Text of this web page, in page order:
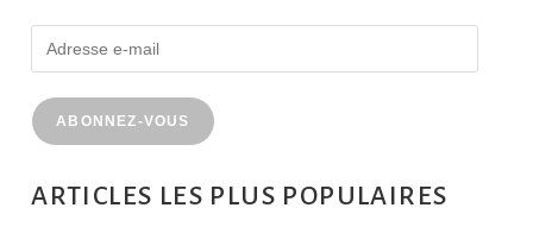
ABONNEZ-VOUS
ARTICLES LES PLUS POPULAIRES